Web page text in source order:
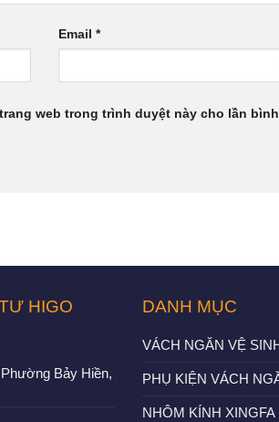
Email*
web trong trình duyệt này cho lần
HIGO
Bảy Hiền,
DANH MỤC
VÁCH NGĂN VỆ
PHỤ KIỆN VÁCH
NHÔM KÍNH XINGFA